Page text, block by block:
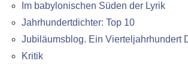
Im babylonischen Süden der Lyrik
Jahrhundertdichter: Top 10
Jubiläumsblog. Ein Vierteljahrhundert
Kritik